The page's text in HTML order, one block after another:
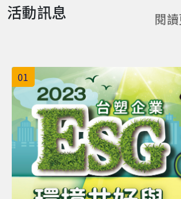
活動訊息 閱
01